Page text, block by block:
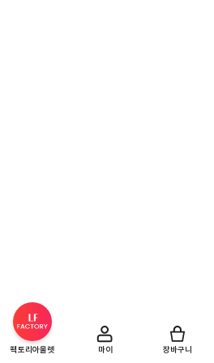
팩토리아울렛 마이 장바구니